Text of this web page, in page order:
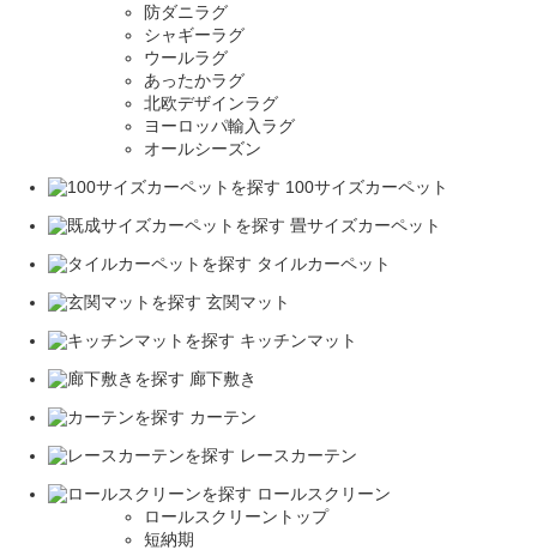
防ダニラグ
シャギーラグ
ウールラグ
あったかラグ
北欧デザインラグ
ヨーロッパ輸入ラグ
オールシーズン
100サイズカーペット
畳サイズカーペット
タイルカーペット
玄関マット
キッチンマット
廊下敷き
カーテン
レースカーテン
ロールスクリーン
ロールスクリーントップ
短納期